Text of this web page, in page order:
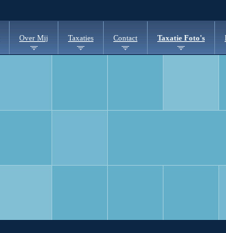
Over Mij Taxaties Contact Taxatie Foto's